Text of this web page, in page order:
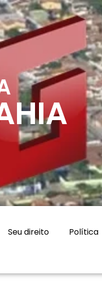
Seu direito Política